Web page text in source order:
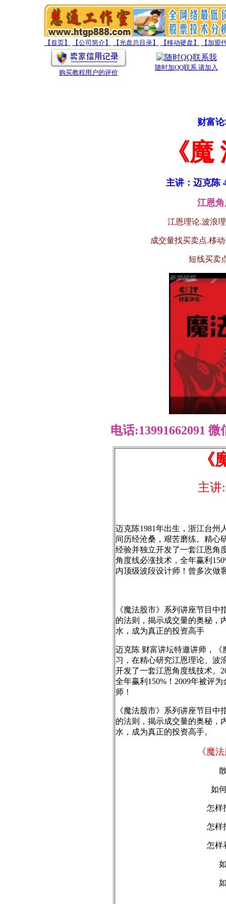
【首页】 【公司简介】 【光盘总目录】 【移动硬盘】 【加盟
购买教程用户的评价
随时加QQ联系 请加入
财富
《
主讲：迈克陈
江恩
江恩理论.波浪
成交量找买卖点.移
短线买卖
电话:13991662091 微
《
主讲
迈克陈1981年出生，浙江台州
间历经沧桑，艰苦磨练。精心
经验并独立开发了一套江恩角
角度线必涨技术，全年赢利
内顶级波段设计师！曾多次做
《魔法股市》系列讲座节目
的法则，揭示成交量的奥秘，
水，成为真正的投资高手
迈克陈 财富讲坛特邀讲师，
习，在精心研究江恩理论、波
开发了一套江恩角度线技术。
全年赢利150%！2009年被评
师！
《魔法股市》系列讲座节目
的法则，揭示成交量的奥秘，
水，成为真正的投资高手。
《魔
如
怎样
怎样
怎样